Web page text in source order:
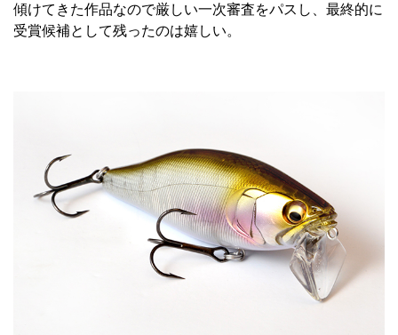
傾けてきた作品なので厳しい一次審査をパスし、最終的に
受賞候補として残ったのは嬉しい。